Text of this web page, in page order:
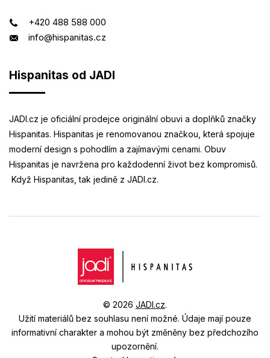
+420 488 588 000
info@hispanitas.cz
Hispanitas od JADI
JADI.cz je oficiální prodejce originální obuvi a doplňků značky
Hispanitas. Hispanitas je renomovanou značkou, která spojuje
moderní design s pohodlím a zajímavými cenami. Obuv
Hispanitas je navržena pro každodenní život bez kompromisů.
Když Hispanitas, tak jedině z JADI.cz.
© 2026 JADI.cz.
Užití materiálů bez souhlasu není možné. Údaje mají pouze
informativní charakter a mohou být změněny bez předchozího
upozornění.